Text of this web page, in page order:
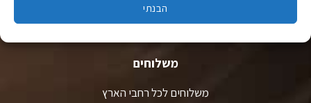
הבנתי
משלוחים
משלוחים לכל רחבי הארץ